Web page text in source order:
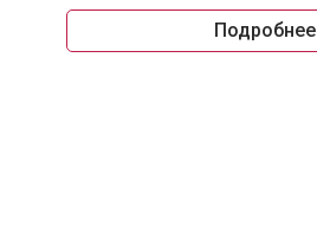
Подробнее